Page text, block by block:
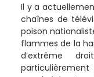
Il y a
chaînes de
poison
flammes de la
d’extrême